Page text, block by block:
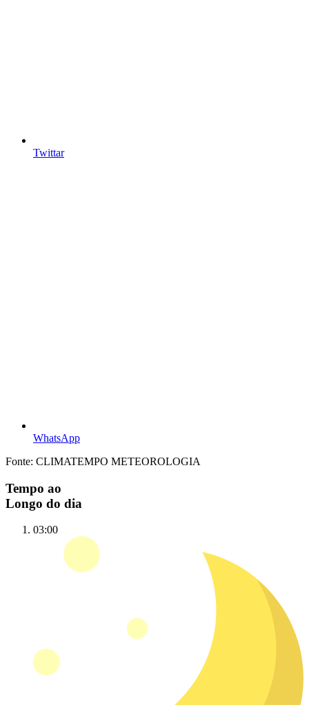
Twittar
WhatsApp
Fonte: CLIMATEMPO METEOROLOGIA
Tempo ao
Longo do dia
03:00